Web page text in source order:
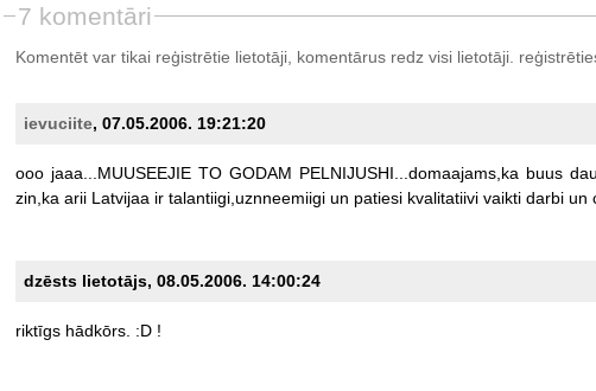
7 komentāri
Komentēt var tikai reģistrētie lietotāji, komentārus redz visi lietotāji.
ievuciite, 07.05.2006. 19:21:20
ooo jaaa...MUUSEEJIE TO GODAM PELNIJUSHI...domaajams,ka buus
zin,ka arii Latvijaa ir talantiigi,uznneemiigi un patiesi kvalitatiivi vaikti darbi un
dzēsts lietotājs, 08.05.2006. 14:00:24
riktīgs hādkōrs. :D !